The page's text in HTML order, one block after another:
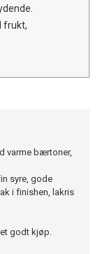
frukt,
varme bærtoner,
syre, gode
i finishen, lakris
godt kjøp.